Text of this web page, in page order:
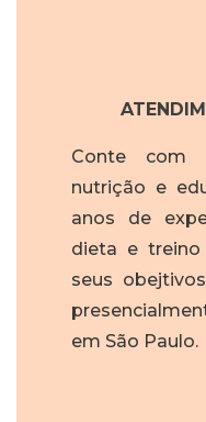
Conte com
nutrição e
anos de
dieta e treino
seus
em São Paulo.